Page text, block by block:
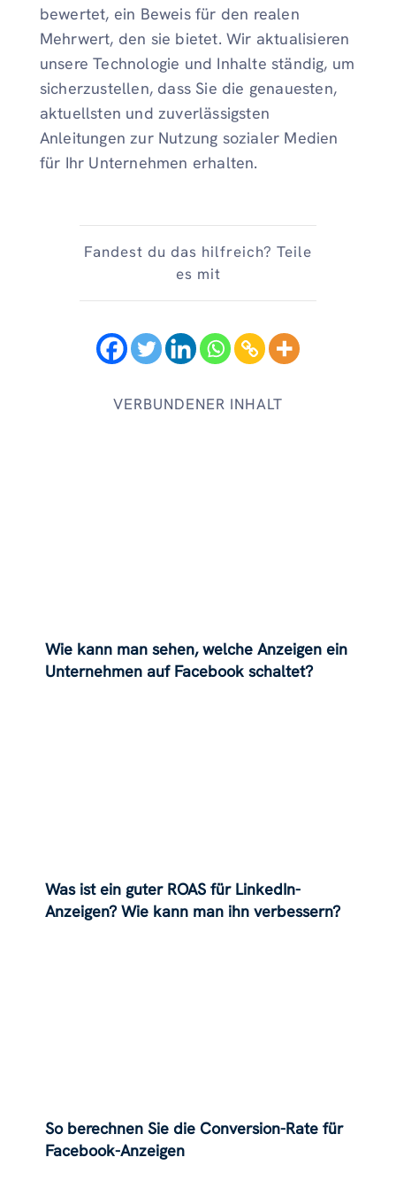
bewertet, ein Beweis für den realen
Mehrwert, den sie bietet. Wir aktualisieren
unsere Technologie und Inhalte ständig, um
sicherzustellen, dass Sie die genauesten,
aktuellsten und zuverlässigsten
Anleitungen zur Nutzung sozialer Medien
für Ihr Unternehmen erhalten.
Fandest du das hilfreich? Teile
es mit
VERBUNDENER INHALT
Wie kann man sehen, welche Anzeigen ein
Unternehmen auf Facebook schaltet?
Was ist ein guter ROAS für LinkedIn-
Anzeigen? Wie kann man ihn verbessern?
So berechnen Sie die Conversion-Rate für
Facebook-Anzeigen